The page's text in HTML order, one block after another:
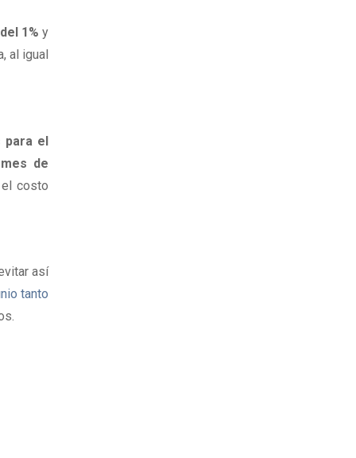
1%
al igual
para el
de
costo
así
tanto